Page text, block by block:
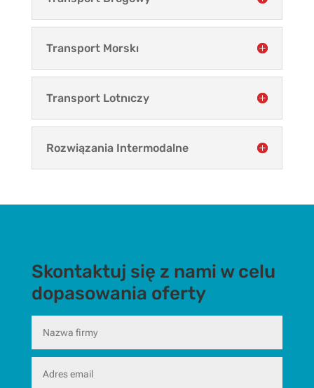
Transport Morskı
Transport Lotnıczy
Rozwiązania Intermodalne
Skontaktuj się z nami w celu
dopasowania oferty